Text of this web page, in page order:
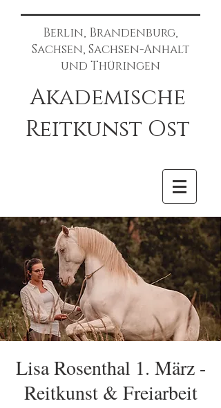
Berlin, Brandenburg,
Sachsen, Sachsen-Anhalt
und Thüringen
Akademische
Reitkunst Ost
Lisa Rosenthal 1. März -
Reitkunst & Freiarbeit